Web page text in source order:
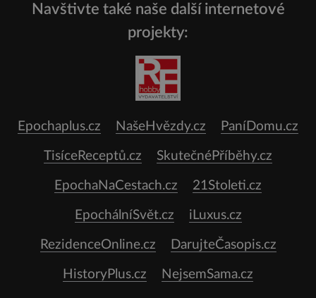
Navštivte také naše další internetové
projekty:
Epochaplus.cz NašeHvězdy.cz PaníDomu.cz
TisíceReceptů.cz SkutečnéPříběhy.cz
EpochaNaCestach.cz 21Stoleti.cz
EpochálníSvět.cz iLuxus.cz
RezidenceOnline.cz DarujteČasopis.cz
HistoryPlus.cz NejsemSama.cz